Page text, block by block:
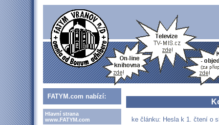
FATYM.com nabízí:
Hlavní strana
www.FATYM.com
ke článku: Hesla k 1. čtení o